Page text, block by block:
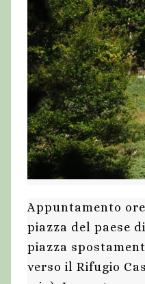
Appuntamento ore
piazza del paese
piazza
verso il Rifugio